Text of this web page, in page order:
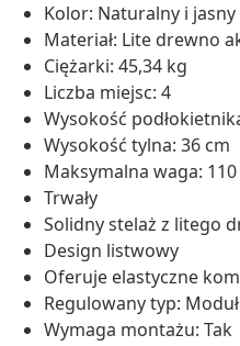
Kolor: Naturalny i jasny
Materiał: Lite drewno
Ciężarki: 45,34 kg
Liczba miejsc: 4
Wysokość
Wysokość tylna: 36 cm
Maksymalna waga:
Trwały
Solidny stelaż z litego
Design listwowy
Oferuje elastyczne
Regulowany typ:
Wymaga montażu: Tak